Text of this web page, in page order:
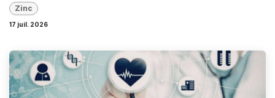
Zinc
17 juil. 2026